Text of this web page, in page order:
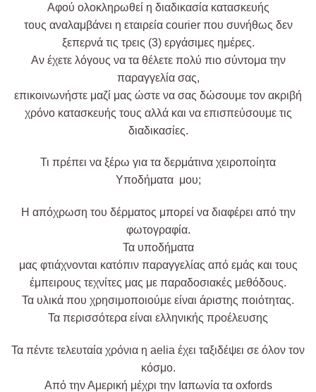
Αφού ολοκληρωθεί η διαδικασία κατασκευής
τους αναλαμβάνει η εταιρείαcourier που συνήθως δεν
ξεπερνά τις τρεις (3) εργάσιμες ημέρες.
Αν έχετε λόγους να τα θέλετε πολύ πιο σύντομα την
παραγγελία σας,
επικοινωνήστε μαζί μας ώστε να σας δώσουμε τον ακριβή
χρόνο κατασκευής τους αλλάκαι να επισπεύσουμετις
διαδικασίες.
Τι πρέπει να ξέρω για τα δερμάτινα χειροποίητα
Υποδήματα μου;
Η απόχρωση του δέρματος μπορεί να διαφέρει από την
φωτογραφία.
Τα υποδήματα
μας φτιάχνονται κατόπινπαραγγελίας απόεμάς και τους
έμπειρους τεχνίτες μας με παραδοσιακές μεθόδους.
Τα υλικά που χρησιμοποιούμε είναι άριστης ποιότητας.
Τα περισσότερα είναι ελληνικής προέλευσης
Τα πέντε τελευταία χρόνια η aelia έχει ταξιδέψει σε όλον τον
κόσμο.
Απότην Αμερική μέχρι την Ιαπωνία τα oxfords